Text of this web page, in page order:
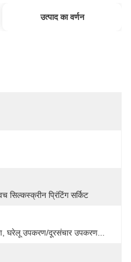
उत्पाद का वर्णन
सिल्कस्क्रीन प्रिंटिंग सर्किट
घरेलू उपकरण/दूरसंचार उपकरण...